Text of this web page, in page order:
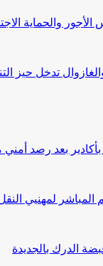
تدخل حيز
بعد رصد
المباشر لمهنيي